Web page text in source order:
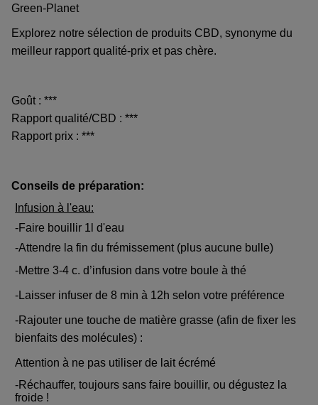
Green-Planet
Explorez notre sélection de produits CBD, synonyme du
meilleur rapport qualité-prix et pas chère.
Goût : ***
Rapport qualité/CBD : ***
Rapport prix : ***
Conseils de préparation:
Infusion à l'eau:
-Faire bouillir 1l d'eau
-Attendre la fin du frémissement (plus aucune bulle)
-Mettre 3-4 c. d’infusion dans votre boule à thé
-Laisser infuser de 8 min à 12h selon votre préférence
-Rajouter une touche de matière grasse (afin de fixer les
bienfaits des molécules) :
Attention à ne pas utiliser de lait écrémé
-Réchauffer, toujours sans faire bouillir, ou dégustez la
froide !